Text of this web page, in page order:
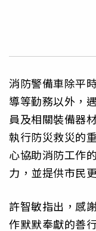
消防警備車除平
導等勤務以外，
員及相關裝備器
執行防災救災的
心協助消防工作
力，並提供市民
許智敏指出，感
作默默奉獻的善